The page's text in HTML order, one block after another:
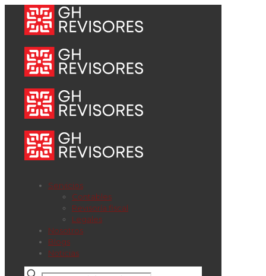
Servicios
Contables
Revisoría fiscal
Legales
Nosotros
Blogs
Noticias